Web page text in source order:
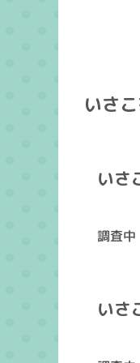
いさ
いさ
調査中
いさ